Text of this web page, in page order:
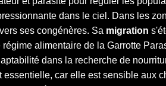
dans le ciel. Dans les
ses congénères. Sa migration
alimentaire de la Garrotte
dans la recherche de
car elle est sensible aux